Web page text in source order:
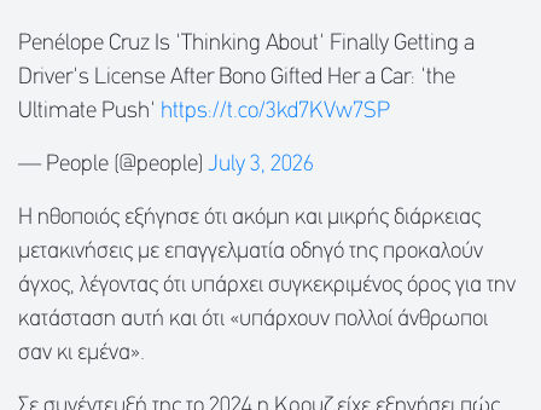
Penélope Cruz Is 'Thinking About' Finally Getting a
Driver's License After Bono Gifted Her a Car: 'the
Ultimate Push' https://t.co/3kd7KVw7SP
— People (@people) July 3, 2026
Η ηθοποιός εξήγησε ότι ακόμη και μικρής διάρκειας
μετακινήσεις με επαγγελματία οδηγό της προκαλούν
άγχος, λέγοντας ότι υπάρχει συγκεκριμένος όρος για την
κατάσταση αυτή και ότι «υπάρχουν πολλοί άνθρωποι
σαν κι εμένα».